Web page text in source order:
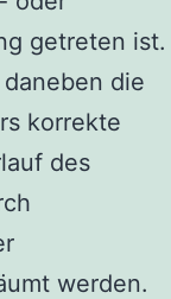
getreten ist.
die
korrekte
des
werden.